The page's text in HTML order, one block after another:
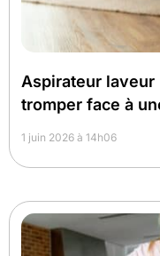
Aspirateur laveur
tromper face à
1 juin 2026 à 14h06